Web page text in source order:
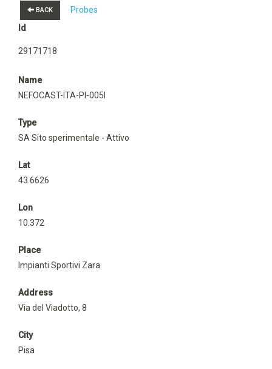
BACK
Probes
Id
29171718
Name
NEFOCAST-ITA-PI-005I
Type
SA Sito sperimentale - Attivo
Lat
43.6626
Lon
10.372
Place
Impianti Sportivi Zara
Address
Via del Viadotto, 8
City
Pisa